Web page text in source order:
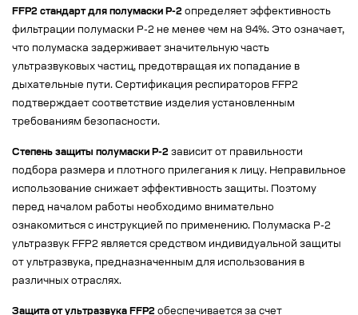
FFP2 стандарт для полумаски Р-2 определяет эффективность
фильтрации полумаски Р-2 не менее чем на 94%. Это означает,
что полумаска задерживает значительную часть
ультразвуковых частиц, предотвращая их попадание в
дыхательные пути. Сертификация респираторов FFP2
подтверждает соответствие изделия установленным
требованиям безопасности.
Степень защиты полумаски Р-2 зависит от правильности
подбора размера и плотного прилегания к лицу. Неправильное
использование снижает эффективность защиты. Поэтому
перед началом работы необходимо внимательно
ознакомиться с инструкцией по применению. Полумаска Р-2
ультразвук FFP2 является средством индивидуальной защиты
от ультразвука, предназначенным для использования в
различных отраслях.
Защита от ультразвука FFP2 обеспечивается за счет